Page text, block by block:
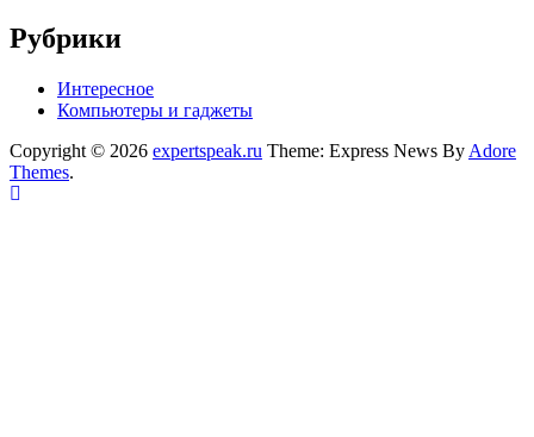
Рубрики
Интересное
Компьютеры и гаджеты
Copyright © 2026 expertspeak.ru Theme: Express News By Adore
Themes.